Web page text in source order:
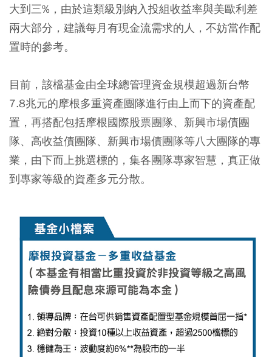
大到三%，由於這類級別納入投組收益率與美歐利差
兩大部分，建議每月有現金流需求的人，不妨當作配
置時的參考。
目前，該檔基金由全球總管理資金規模超過新台幣
7.8兆元的摩根多重資產團隊進行由上而下的資產配
置，再搭配包括摩根國際股票團隊、新興市場債團
隊、高收益債團隊、新興市場債團隊等八大團隊的專
業，由下而上挑選標的，集各團隊專家智慧，真正做
到專家等級的資產多元分散。